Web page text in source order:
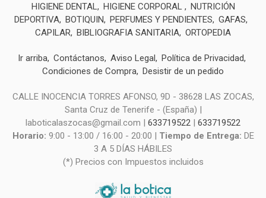
HIGIENE DENTAL
HIGIENE CORPORAL
NUTRICIÓN
DEPORTIVA BOTIQUIN PERFUMES Y PENDIENTES
GAFAS
CAPILAR
BIBLIOGRAFIA SANITARIA ORTOPEDIA
Ir arriba Contáctanos Aviso Legal
Política de Privacidad
Condiciones de Compra
Desistir de un pedido
CALLE INOCENCIA TORRES AFONSO, 9D - 38628 LAS ZOCAS,
Santa Cruz de Tenerife - (España) |
laboticalaszocas@gmail.com | 633719522 | 633719522
Horario: 9:00 - 13:00 / 16:00 - 20:00 | Tiempo de Entrega: DE
3 A 5 DÍAS HÁBILES
(*) Precios con Impuestos incluidos